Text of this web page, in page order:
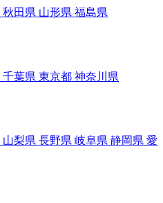
秋田県 山形県 福島県
千葉県 東京都 神奈川県
山梨県 長野県 岐阜県 静岡県 愛